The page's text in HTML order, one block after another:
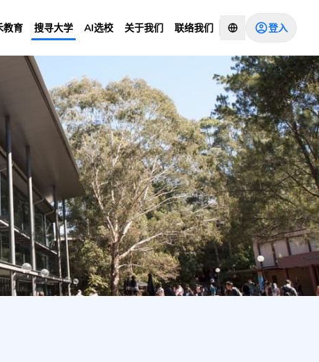
教育 搜寻大学 AI选校 关于我们 联络我们 登入
咨询顾问